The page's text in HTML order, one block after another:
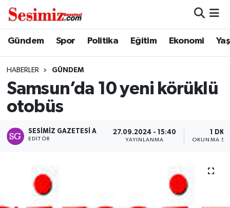
Gündem Spor Politika Eğitim Ekonomi
HABERLER GÜNDEM
Samsun’da 10 yeni körüklü
otobüs
SESIMIZ GAZETESI A
EDITÖR
27.09.2024 - 15:40
YAYINLANMA
1 DK
OKUNMA
Dünya
Ekonomi
Gündem
Magazin
Politika
Nöbetçi Eczaneler
Hava Durumu
Namaz Vakitleri
Süper Lig Puan Durumu ve Fikstür
Tüm Manşetler
Son Dakika Haberleri